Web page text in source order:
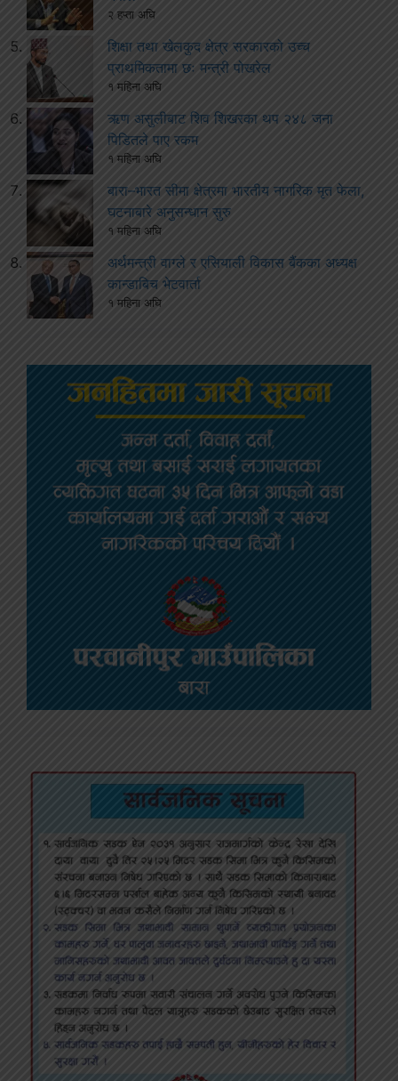
२ हप्ता अघि
शिक्षा तथा खेलकुद क्षेत्र सरकारको उच्च
प्राथमिकतामा छः मन्त्री पोखरेल
१ महिना अघि
ऋण असुलीबाट शिव शिखरका थप २४८ जना
पिडितले पाए रकम
१ महिना अघि
बारा–भारत सीमा क्षेत्रमा भारतीय नागरिक मृत फेला,
घटनाबारे अनुसन्धान सुरु
१ महिना अघि
अर्थमन्त्री वाग्ले र एसियाली विकास बैंकका अध्यक्ष
कान्डाबिच भेटवार्ता
१ महिना अघि